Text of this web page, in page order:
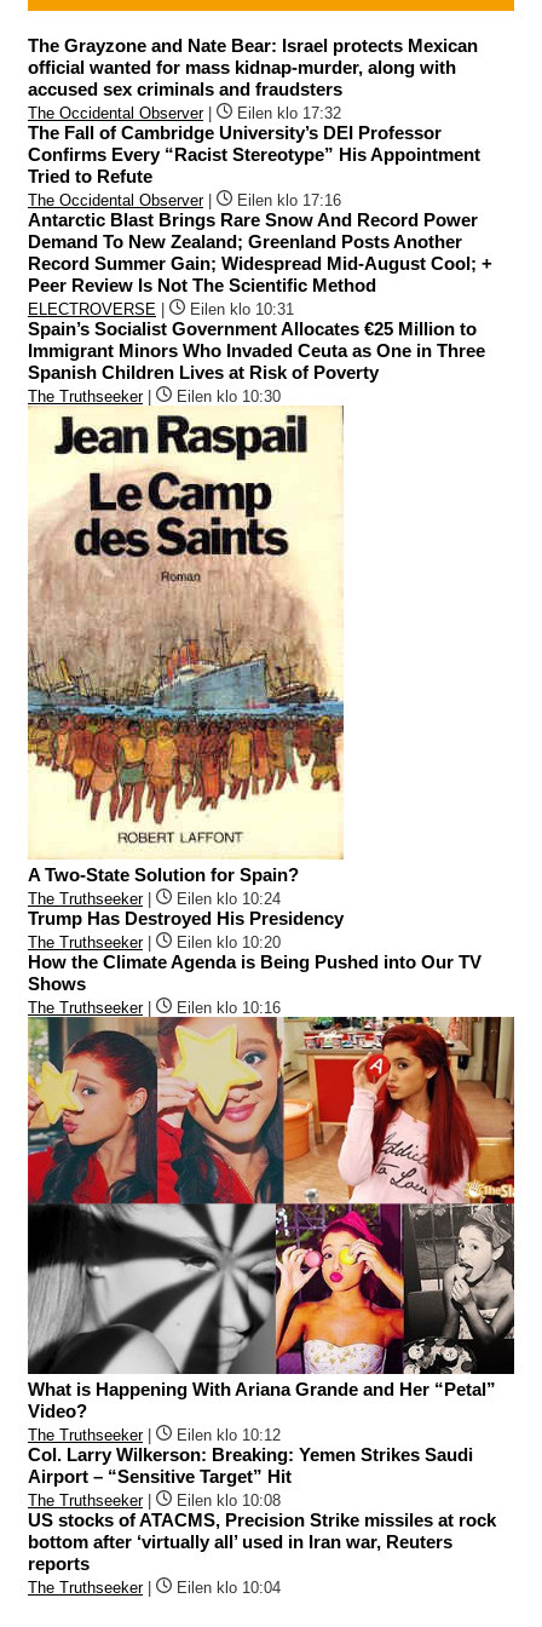
The Grayzone and Nate Bear: Israel protects Mexican
official wanted for mass kidnap-murder, along with
accused sex criminals and fraudsters
The Occidental Observer| Eilen klo 17:32
The Fall of Cambridge University’s DEI Professor
Confirms Every “Racist Stereotype” His Appointment
Tried to Refute
The Occidental Observer| Eilen klo 17:16
Antarctic Blast Brings Rare Snow And Record Power
Demand To New Zealand; Greenland Posts Another
Record Summer Gain; Widespread Mid-August Cool; +
Peer Review Is Not The Scientific Method
ELECTROVERSE Eilen klo 10:31
Spain’s Socialist Government Allocates €25 Million to
Immigrant Minors Who Invaded Ceuta as One in Three
Spanish Children Lives at Risk of Poverty
The Truthseeker| Eilen klo 10:30
A Two-State Solution for Spain?
The Truthseeker| Eilen klo 10:24
Trump Has Destroyed His Presidency
The Truthseeker| Eilen klo 10:20
How the Climate Agenda is Being Pushed into Our TV
Shows
The Truthseeker| Eilen klo 10:16
What is Happening With Ariana Grande and Her “Petal”
Video?
The Truthseeker| Eilen klo 10:12
Col. Larry Wilkerson: Breaking: Yemen Strikes Saudi
Airport – “Sensitive Target” Hit
The Truthseeker| Eilen klo 10:08
US stocks of ATACMS, Precision Strike missiles at rock
bottom after ‘virtually all’ used in Iran war, Reuters
reports
The Truthseeker| Eilen klo 10:04